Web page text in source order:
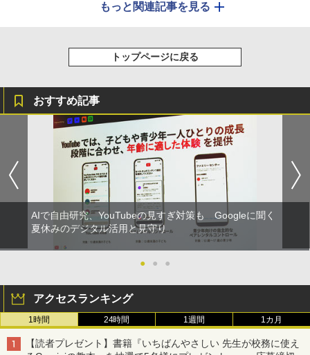
もっと関連記事を見る
トップページに戻る
おすすめ記事
AIで自由研究、YouTubeの見すぎ対策も Googleに聞く
夏休みのデジタル活用と見守り
● ● ●
アクセスランキング
1時間 24時間 1週間 1カ月
【読者プレゼント】書籍『いちばんやさしい 先生が校務に使え